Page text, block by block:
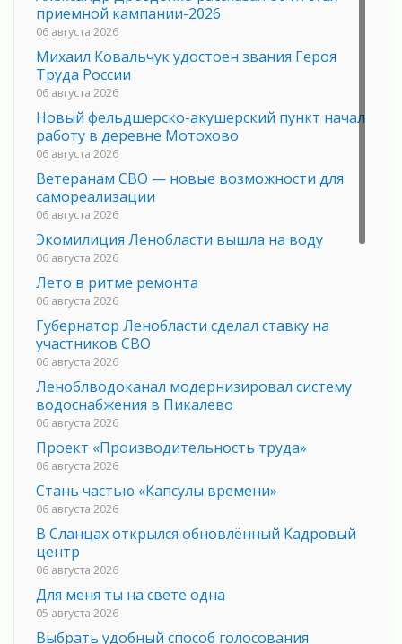
приемной кампании-2026
06 августа 2026
Михаил Ковальчук удостоен звания Героя
Труда России
06 августа 2026
Новый фельдшерско-акушерский пункт начал
работу в деревне Мотохово
06 августа 2026
Ветеранам СВО — новые возможности для
самореализации
06 августа 2026
Экомилиция Ленобласти вышла на воду
06 августа 2026
Лето в ритме ремонта
06 августа 2026
Губернатор Ленобласти сделал ставку на
участников СВО
06 августа 2026
Леноблводоканал модернизировал систему
водоснабжения в Пикалево
06 августа 2026
Проект «Производительность труда»
06 августа 2026
Стань частью «Капсулы времени»
06 августа 2026
В Сланцах открылся обновлённый Кадровый
центр
06 августа 2026
Для меня ты на свете одна
05 августа 2026
Выбрать удобный способ голосования